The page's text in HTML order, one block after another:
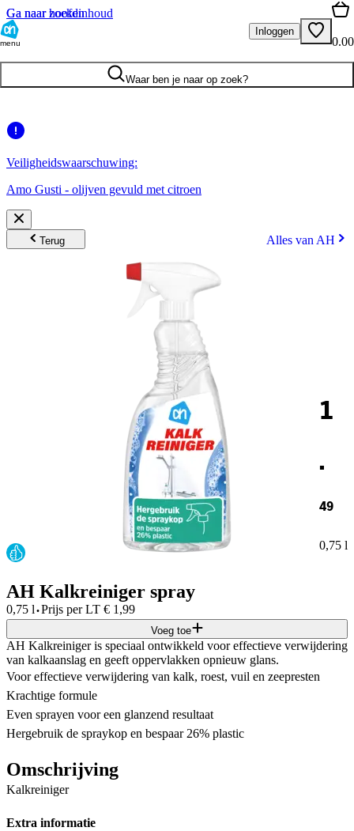
Ga naar hoofdinhoud
Ga naar zoeken
menu
Inloggen
0.00
Waar ben je naar op zoek?
Veiligheidswaarschuwing:
Amo Gusti - olijven gevuld met citroen
Terug Alles van AH
1
.
49
0,75 l
AH Kalkreiniger spray
0,75 l·Prijs per LT € 1,99
Voeg toe
AH Kalkreiniger is speciaal ontwikkeld voor effectieve verwijdering
van kalkaanslag en geeft oppervlakken opnieuw glans.
Voor effectieve verwijdering van kalk, roest, vuil en zeepresten
Krachtige formule
Even sprayen voor een glanzend resultaat
Hergebruik de spraykop en bespaar 26% plastic
Omschrijving
Kalkreiniger
Extra informatie